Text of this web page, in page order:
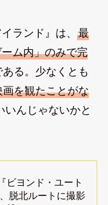
ランド』は、 最
ム内」のみで完
ある。少なくとも
を観たことがな
いんじゃないかと
ビヨンド・ユート
脱北ルートに撮影